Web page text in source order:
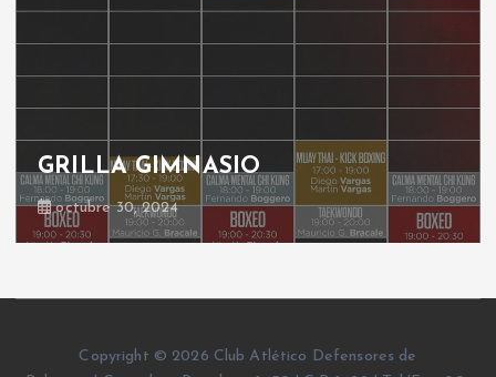
GRILLA GIMNASIO
octubre 30, 2024
Copyright © 2026 Club Atlético Defensores de